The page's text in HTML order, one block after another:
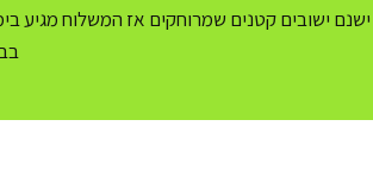
ישנם ישובים קטנים שמרוחקים אז המשלוח מגיע